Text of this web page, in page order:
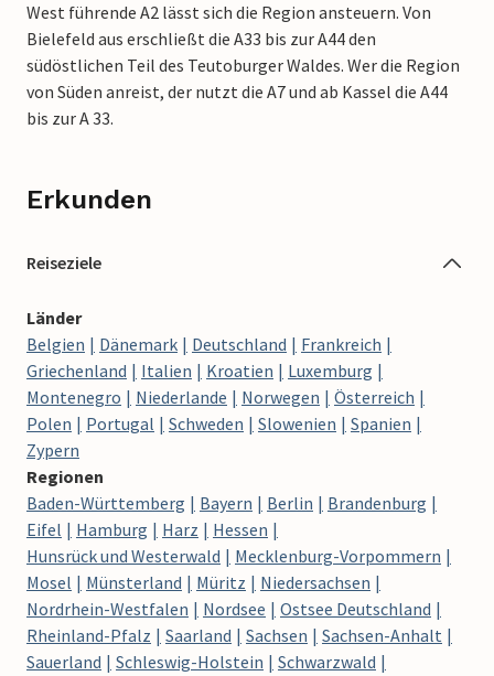
West führende A2 lässt sich die Region ansteuern. Von
Bielefeld aus erschließt die A33 bis zur A44 den
südöstlichen Teil des Teutoburger Waldes. Wer die Region
von Süden anreist, der nutzt die A7 und ab Kassel die A44
bis zur A 33.
Erkunden
Reiseziele
Länder
Belgien
Dänemark Deutschland
Frankreich
Griechenland
Italien Kroatien
Luxemburg
Montenegro
Niederlande Norwegen
Österreich
Polen
Portugal Schweden Slowenien
Spanien
Zypern
Regionen
Baden-Württemberg
Bayern Berlin
Brandenburg
Eifel
Hamburg Harz
Hessen
Hunsrück und Westerwald
Mecklenburg-Vorpommern
Mosel
Münsterland Müritz
Niedersachsen
Nordrhein-Westfalen
Nordsee
Ostsee Deutschland
Rheinland-Pfalz
Saarland Sachsen
Sachsen-Anhalt
Sauerland
Schleswig-Holstein
Schwarzwald